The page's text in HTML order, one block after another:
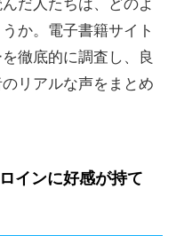
か。電子書籍サイト
徹底的に調査し、良
リアルな声をまとめ
インに好感が持て